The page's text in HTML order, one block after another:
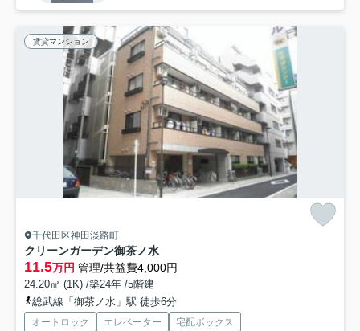
賃貸マンション
千代田区神田淡路町
クリーンガーデン御茶ノ水
11.5万円 管理/共益費4,000円
24.20㎡ (1K) /築24年 /5階建
総武線「御茶ノ水」駅 徒歩6分
オートロック エレベーター
宅配ボックス